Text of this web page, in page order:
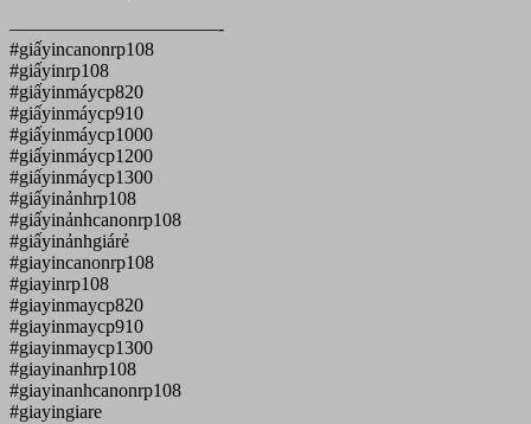
———————————-
#giấyincanonrp108
#giấyinrp108
#giấyinmáycp820
#giấyinmáycp910
#giấyinmáycp1000
#giấyinmáycp1200
#giấyinmáycp1300
#giấyinảnhrp108
#giấyinảnhcanonrp108
#giấyinảnhgiárẻ
#giayincanonrp108
#giayinrp108
#giayinmaycp820
#giayinmaycp910
#giayinmaycp1300
#giayinanhrp108
#giayinanhcanonrp108
#giayingiare